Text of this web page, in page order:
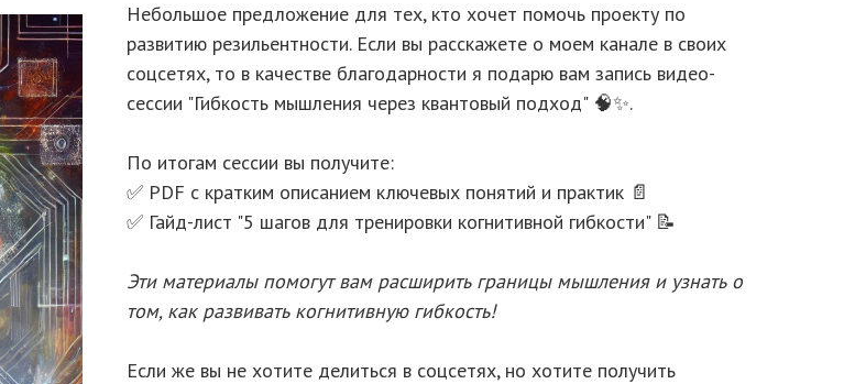
Небольшое предложение для тех, кто хочет помочь проекту по
развитию резильентности. Если вы расскажете о моем канале в своих
соцсетях, то в качестве благодарности я подарю вам запись видео-
сессии "Гибкость мышления через квантовый подход" 🧠✨.
По итогам сессии вы получите:
✅ PDF с кратким описанием ключевых понятий и практик 📄
✅ Гайд-лист "5 шагов для тренировки когнитивной гибкости" 📝
Эти материалы помогут вам расширить границы мышления и узнать о
том, как развивать когнитивную гибкость!
Если же вы не хотите делиться в соцсетях, но хотите получить